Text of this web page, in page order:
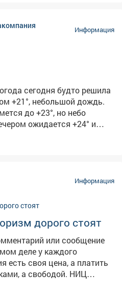
предпринимателей
сельского
приоритетов для
«Школа фермера»
для всех, кто
земле. Успех каждого
безопасности,
устойчивости всего
Информация
сегодня будто решила
+21°, небольшой дождь.
до +23°, но небо
ожидается +24° и
ночью похолодает до +17°-
в Лондоне-он был
и управлялся вручную.
и зелёным
чтобы предупреждать о
начали
Информация
дорого стоят
или сообщение
деле у каждого
есть своя цена, а платить
а свободой. НИЦ
подготовил «прайс-